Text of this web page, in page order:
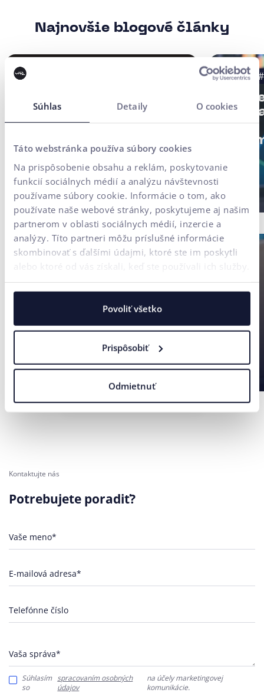
Súhlas Detaily O cookies
Táto webstránka používa súbory cookies
Na prispôsobenie obsahu a reklám, poskytovanie
funkcií sociálnych médií a analýzu návštevnosti
používame súbory cookie. Informácie o tom, ako
používate naše webové stránky, poskytujeme aj našim
partnerom v oblasti sociálnych médií, inzercie a
analýzy. Títo partneri môžu príslušné informácie
skombinovať s ďalšími údajmi, ktoré ste im poskytli
alebo ktoré od vás získali, keď ste používali ich služby.
Povoliť všetko
Prispôsobiť
Odmietnuť
Najnovšie blogové články
#Case Study
Finax Case Study:
transformácia
investičnej platformy
postavená na
používateľskom
výskume
#B2B
firmy
Kontaktujte nás
Potrebujete poradiť?
Vaše meno*
E-mailová adresa*
Telefónne číslo
Vaša správa*
Súhlasím
so
spracovaním osobných
údajov
na účely marketingovej
komunikácie.